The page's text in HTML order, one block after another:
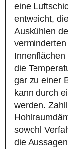
eine
entweicht,
Auskühlen
die
gar zu einer
kann durch
werden.
sowohl
die